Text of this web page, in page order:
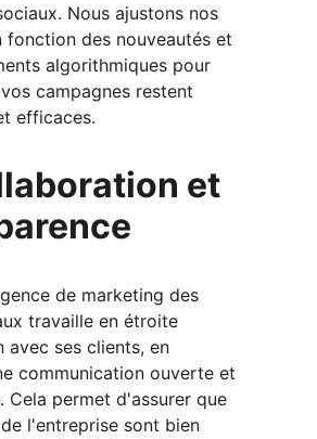
Nous ajustons nos
fonction des nouveautés et
algorithmiques pour
campagnes restent
efficaces.
et
de marketing des
travaille en étroite
avec ses clients, en
communication ouverte et
Cela permet d'assurer que
l'entreprise sont bien